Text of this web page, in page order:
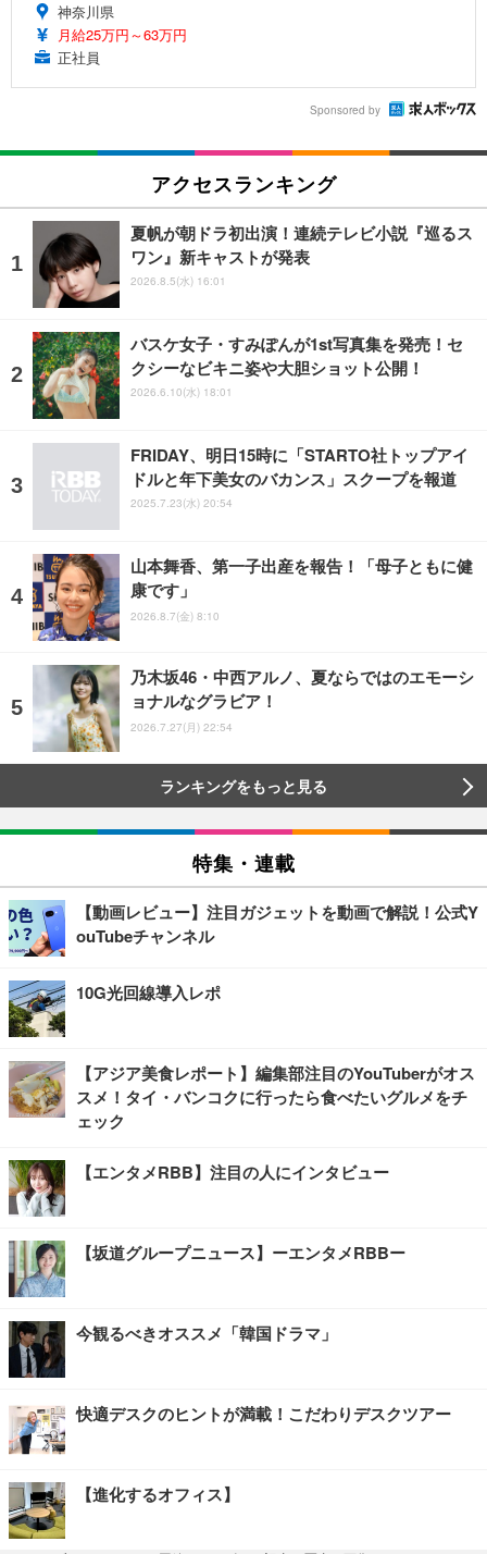
神奈川県
月給25万円～63万円
正社員
Sponsored by
アクセスランキング
夏帆が朝ドラ初出演！連続テレビ小説『巡るス
ワン』新キャストが発表
2026.8.5(水) 16:01
バスケ女子・すみぽんが1st写真集を発売！セ
クシーなビキニ姿や大胆ショット公開！
2026.6.10(水) 18:01
FRIDAY、明日15時に「STARTO社トップアイ
ドルと年下美女のバカンス」スクープを報道
2025.7.23(水) 20:54
山本舞香、第一子出産を報告！「母子ともに健
康です」
2026.8.7(金) 8:10
乃木坂46・中西アルノ、夏ならではのエモーシ
ョナルなグラビア！
2026.7.27(月) 22:54
ランキングをもっと見る
特集・連載
【動画レビュー】注目ガジェットを動画で解説！公式Y
ouTubeチャンネル
10G光回線導入レポ
【アジア美食レポート】編集部注目のYouTuberがオス
スメ！タイ・バンコクに行ったら食べたいグルメをチ
ェック
【エンタメRBB】注目の人にインタビュー
【坂道グループニュース】ーエンタメRBBー
今観るべきオススメ「韓国ドラマ」
快適デスクのヒントが満載！こだわりデスクツアー
【進化するオフィス】